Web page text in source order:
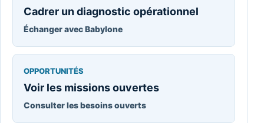
Cadrer un diagnostic opérationnel
Échanger avec Babylone
OPPORTUNITÉS
Voir les missions ouvertes
Consulter les besoins ouverts